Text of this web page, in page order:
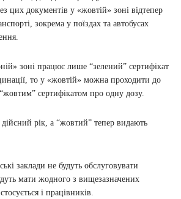
цих документів у «жовтій» зоні відтепер
зокрема у поїздах та автобусах
зоні працює лише “зелений” сертифікат
то у «жовтій» можна проходити до
сертифікатом про одну дозу.
дійсний рік, а “жовтий” тепер видають
заклади не будуть обслуговувати
мати жодного з вищезазначених
і працівників.